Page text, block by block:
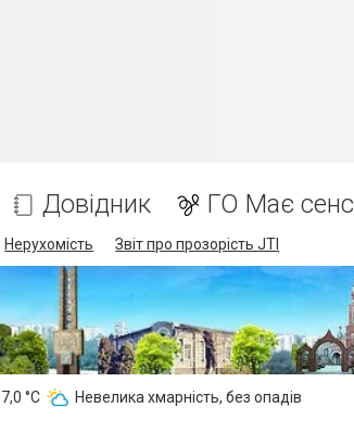
Довідник ГО Має сенс
Нерухомість Звіт про прозорість JTI
°С Невелика хмарність, без опадів